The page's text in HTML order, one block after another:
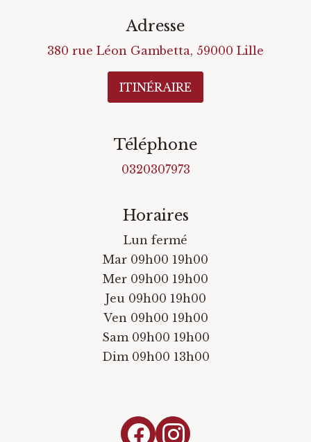
Adresse
380 rue Léon Gambetta, 59000 Lille
ITINÉRAIRE
Téléphone
0320307973
Horaires
Lun fermé
Mar 09h00 19h00
Mer 09h00 19h00
Jeu 09h00 19h00
Ven 09h00 19h00
Sam 09h00 19h00
Dim 09h00 13h00